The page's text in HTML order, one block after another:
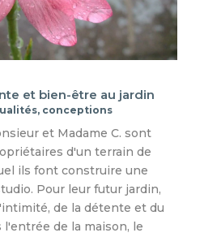
et bien-être au jardin
, conceptions
et Madame C. sont
d'un terrain de
ils font construire une
Pour leur futur jardin,
de la détente et du
de la maison, le